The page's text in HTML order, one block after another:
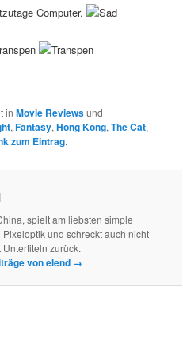
Computer.
inMovie Reviewsund
,Fantasy,Hong Kong,The Cat,
zum Eintrag.
spielt am liebsten simple
und schreckt auch nicht
zurück.
von elend →